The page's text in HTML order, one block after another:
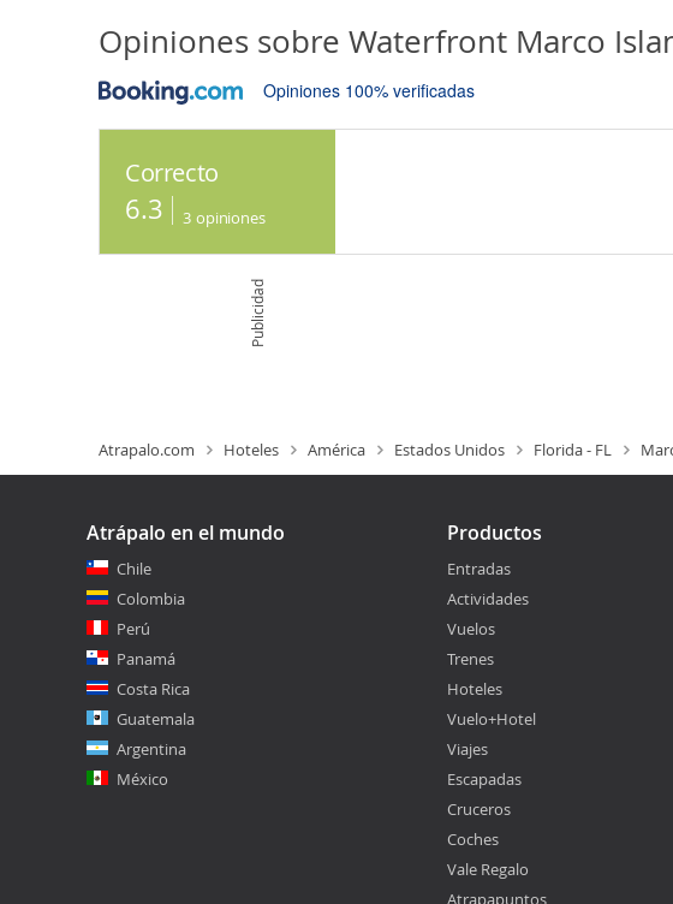
Opiniones sobre Waterfront Marco
Opiniones 100% verificadas
Correcto
6.3 3 opiniones
Publicidad
Atrapalo.com Hoteles América Estados Unidos Florida - FL
Atrápalo en el mundo
Chile
Colombia
Perú
Panamá
Costa Rica
Guatemala
Argentina
México
Productos
Entradas
Actividades
Vuelos
Trenes
Hoteles
Vuelo+Hotel
Viajes
Escapadas
Cruceros
Coches
Vale Regalo
Atrapapuntos